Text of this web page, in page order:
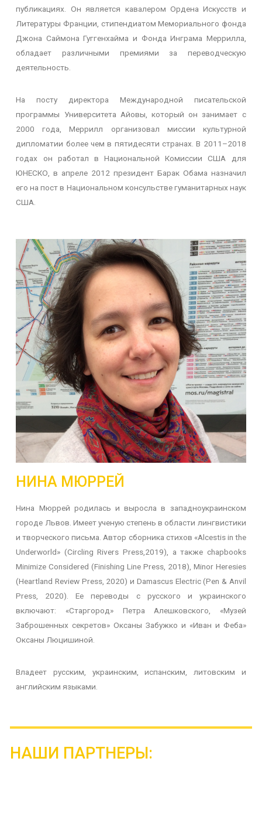
публикациях. Он является кавалером Ордена Искусств и
Литературы Франции, стипендиатом Мемориального фонда
Джона Саймона Гуггенхайма и Фонда Инграма Меррилла,
обладает различными премиями за переводческую
деятельность.
На посту директора Международной писательской
программы Университета Айовы, который он занимает с
2000 года, Меррилл организовал миссии культурной
дипломатии более чем в пятидесяти странах. В 2011–2018
годах он работал в Национальной Комиссии США для
ЮНЕСКО, в апреле 2012 президент Барак Обама назначил
его на пост в Национальном консульстве гуманитарных наук
США.
НИНА МЮРРЕЙ
Нина Мюррей родилась и выросла в западноукраинском
городе Львов. Имеет ученую степень в области лингвистики
и творческого письма. Автор сборника стихов «Alcestis in the
Underworld» (Circling Rivers Press,2019), а также chapbooks
Minimize Considered (Finishing Line Press, 2018), Minor Heresies
(Heartland Review Press, 2020) и Damascus Electric (Pen & Anvil
Press, 2020). Ее переводы с русского и украинского
включают: «Старгород» Петра Алешковского, «Музей
Заброшенных секретов» Оксаны Забужко и «Иван и Феба»
Оксаны Люцишиной.
Владеет русским, украинским, испанским, литовским и
английским языками.
НАШИ ПАРТНЕРЫ: